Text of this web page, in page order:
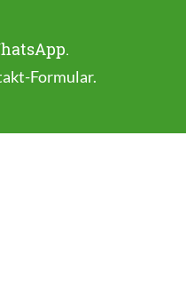
Formular.